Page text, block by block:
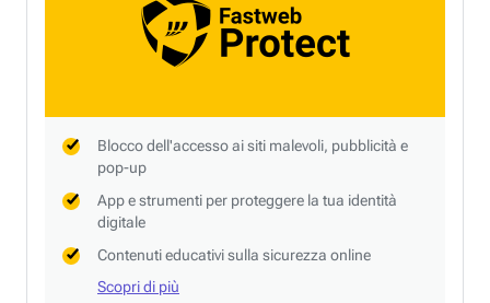
Blocco dell'accesso ai siti malevoli, pubblicità e
pop-up
App e strumenti per proteggere la tua identità
digitale
Contenuti educativi sulla sicurezza online
Scopri di più